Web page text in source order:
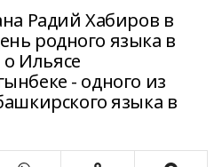
Радий Хабиров в
родного языка в
о Ильясе
- одного из
языка в